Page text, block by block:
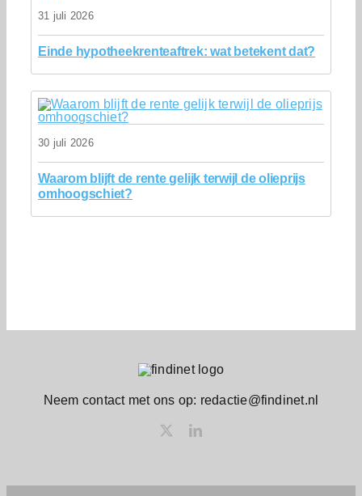
31 juli 2026
Einde hypotheekrenteaftrek: wat betekent dat?
30 juli 2026
Waarom blijft de rente gelijk terwijl de olieprijs
omhoogschiet?
Neem contact met ons op: redactie@findinet.nl